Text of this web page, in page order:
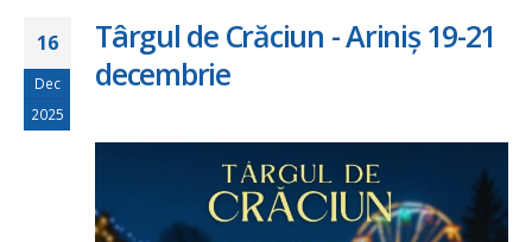
16
Dec
2025
Târgul de Crăciun - Ariniș 19-21
decembrie